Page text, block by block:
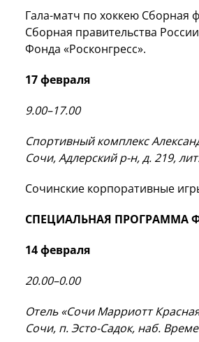
Гала-матч по хоккею Сборная
Сборная правительства России
Фонда «Росконгресс».
17 февраля
9.00–17.00
Спортивный комплекс
Сочи, Адлерский р-н, д. 219,
Сочинские корпоративные
СПЕЦИАЛЬНАЯ ПРОГРАММА
14 февраля
20.00–0.00
Отель «Сочи Марриотт
Сочи, п. Эсто-Садок, наб.